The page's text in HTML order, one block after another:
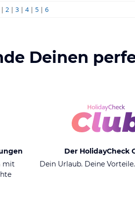
2| 3| 4| 5| 6
Deinen
mit
Der HolidayCheck
Dein Urlaub. Deine